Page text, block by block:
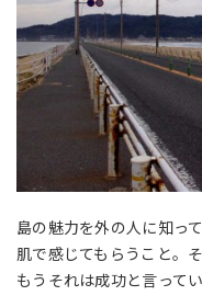
島の魅力を外の人に知っ
肌で感じてもらうこと。
もうそれは成功と言ってい